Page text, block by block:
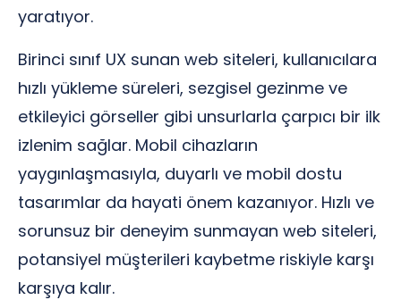
yaratıyor.
Birinci sınıf UX sunan web siteleri, kullanıcılara
hızlı yükleme süreleri, sezgisel gezinme ve
etkileyici görseller gibi unsurlarla çarpıcı bir ilk
izlenim sağlar. Mobil cihazların
yaygınlaşmasıyla, duyarlı ve mobil dostu
tasarımlar da hayati önem kazanıyor. Hızlı ve
sorunsuz bir deneyim sunmayan web siteleri,
potansiyel müşterileri kaybetme riskiyle karşı
karşıya kalır.